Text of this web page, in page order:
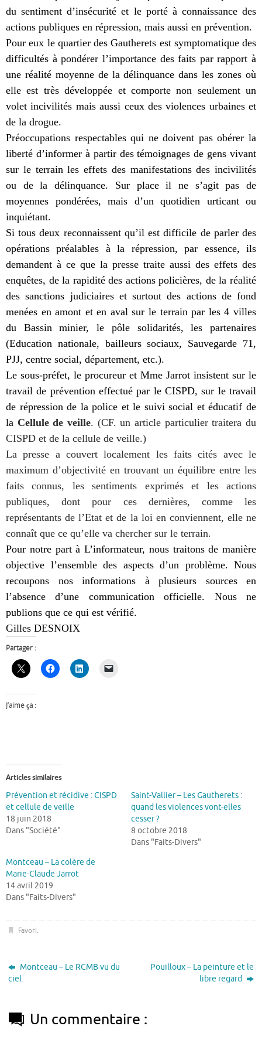
du sentiment d’insécurité et le porté à connaissance des
actions publiques en répression, mais aussi en prévention.
Pour eux le quartier des Gautherets est symptomatique des
difficultés à pondérer l’importance des faits par rapport à
une réalité moyenne de la délinquance dans les zones où
elle est très développée et comporte non seulement un
volet incivilités mais aussi ceux des violences urbaines et
de la drogue.
Préoccupations respectables qui ne doivent pas obérer la
liberté d’informer à partir des témoignages de gens vivant
sur le terrain les effets des manifestations des incivilités
ou de la délinquance. Sur place il ne s’agit pas de
moyennes pondérées, mais d’un quotidien urticant ou
inquiétant.
Si tous deux reconnaissent qu’il est difficile de parler des
opérations préalables à la répression, par essence, ils
demandent à ce que la presse traite aussi des effets des
enquêtes, de la rapidité des actions policières, de la réalité
des sanctions judiciaires et surtout des actions de fond
menées en amont et en aval sur le terrain par les 4 villes
du Bassin minier, le pôle solidarités, les partenaires
(Education nationale, bailleurs sociaux, Sauvegarde 71,
PJJ, centre social, département, etc.).
Le sous-préfet, le procureur et Mme Jarrot insistent sur le
travail de prévention effectué par le CISPD, sur le travail
de répression de la police et le suivi social et éducatif de
la Cellule de veille. (CF. un article particulier traitera du
CISPD et de la cellule de veille.)
La presse a couvert localement les faits cités avec le
maximum d’objectivité en trouvant un équilibre entre les
faits connus, les sentiments exprimés et les actions
publiques, dont pour ces dernières, comme les
représentants de l’Etat et de la loi en conviennent, elle ne
connaît que ce qu’elle va chercher sur le terrain.
Pour notre part à L’informateur, nous traitons de manière
objective l’ensemble des aspects d’un problème. Nous
recoupons nos informations à plusieurs sources en
l’absence d’une communication officielle. Nous ne
publions que ce qui est vérifié.
Gilles DESNOIX
Partager :
J’aime ça :
Articles similaires
Prévention et récidive : CISPD
et cellule de veille
18 juin 2018
Dans "Société"
Saint-Vallier – Les Gautherets :
quand les violences vont-elles
cesser ?
8 octobre 2018
Dans "Faits-Divers"
Montceau – La colère de
Marie-Claude Jarrot
14 avril 2019
Dans "Faits-Divers"
Favori.
Montceau – Le RCMB vu du
ciel
Pouilloux – La peinture et le
libre regard
Un commentaire :